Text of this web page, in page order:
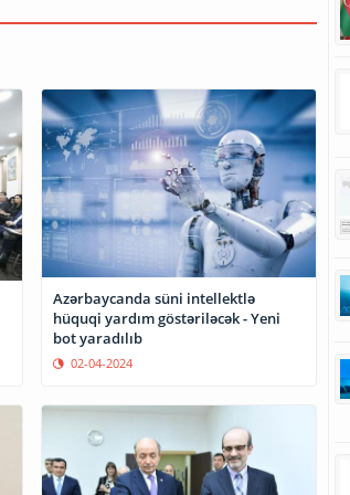
Azərbaycanda süni intellektlə
hüquqi yardım göstəriləcək - Yeni
bot yaradılıb
02-04-2024